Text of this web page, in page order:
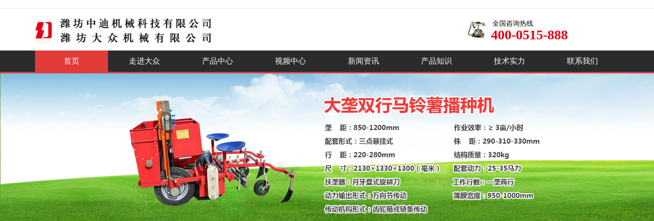
全国咨询热线
400-0515-888
首页 走进大众 产品中心 视频中心 新闻资讯 产品知识 技术实力 联系我们